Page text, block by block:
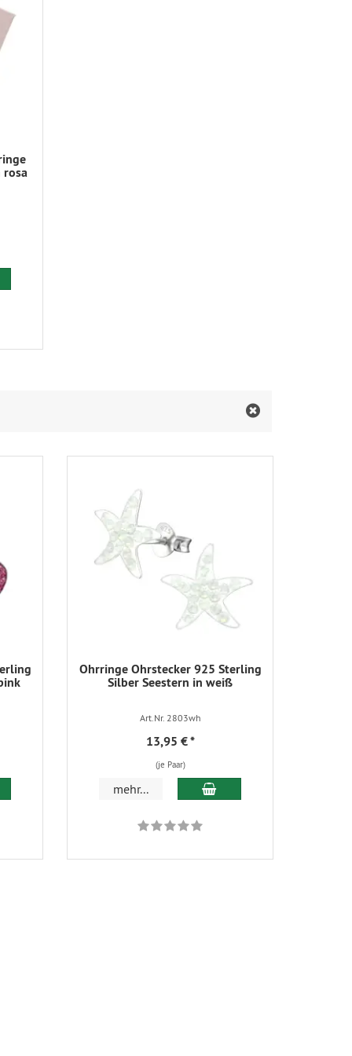
rosa
Warenkorb
Warenkorb
Ohrringe Ohrstecker 925 Sterling
Silber Seestern in weiß
Art.Nr. 2803wh
13,95 €*
(je Paar)
mehr... In den Warenkorb